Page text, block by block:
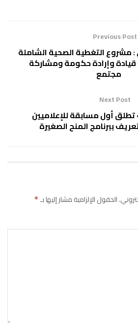
Previous Post
: مشروع التغطية الصحية الشاملة
وإرادة حكومة ومشاركة
مجتمع
Next Post
تطلق أول مسابقة للإعلاميين
ببرنامج المنح الصغيرة
الحقول الإلزامية مشار إليها بـ*